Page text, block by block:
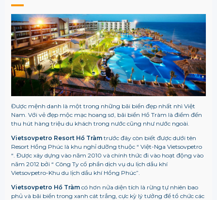
Được mệnh danh là một trong những bãi biển đẹp nhất nhì Việt
Nam. Với vẻ đẹp mộc mạc hoang sơ, bãi biển Hồ Tràm là điểm đến
thu hút hàng triệu du khách trong nước cũng như nước ngoài.
Vietsovpetro Resort Hồ Tràmtrước đây còn biết được dưới tên
Resort Hồng Phúc là khu nghỉ dưỡng thuộc “ Việt-Nga Vietsovpetro
“. Được xây dựng vào năm 2010 và chính thức đi vào hoạt động vào
năm 2012 bởi “ Công Ty cổ phần dịch vụ du lịch dầu khí
Vietsovpetro-Khu du lịch dầu khí Hồng Phúc”.
Vietsovpetro Hồ Tràmcó hơn nửa diện tích là rừng tự nhiên bao
phủ và bãi biển trong xanh cát trắng, cực kỳ lý tưởng để tổ chức các